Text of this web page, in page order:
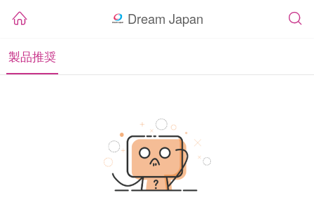
Dream Japan
製品推奨